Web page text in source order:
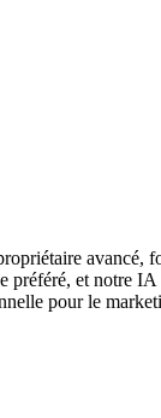
avancé,
préféré, et notre
pour le